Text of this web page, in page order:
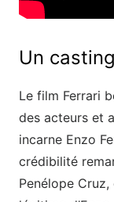
Un
Le film Ferrari
des acteurs et
incarne Enzo
crédibilité
Penélope